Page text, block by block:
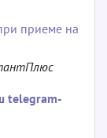
приеме на
telegram-